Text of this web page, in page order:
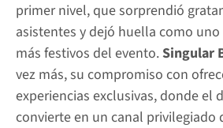
primer nivel, que sorprendió
asistentes y dejó huella como
más festivos del evento. Singular
vez más, su compromiso con
experiencias exclusivas, donde el
convierte en un canal privilegiado